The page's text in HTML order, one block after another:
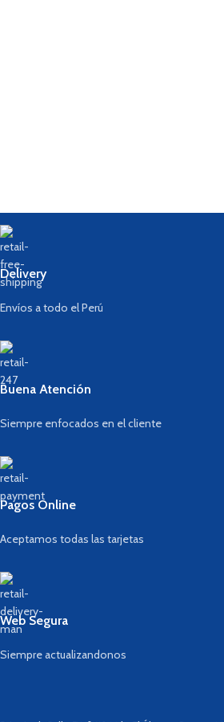
Delivery
Envíos a todo el Perú
Buena Atención
Siempre enfocados en el cliente
Pagos Online
Aceptamos todas las tarjetas
Web Segura
Siempre actualizandonos